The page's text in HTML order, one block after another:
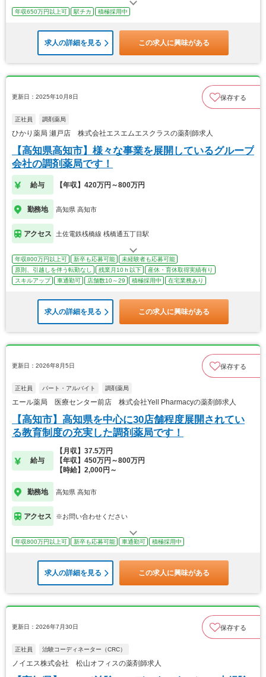
年収650万円以上可 駅チカ 積極採用中
求人の詳細を見る この求人に興味がある
更新日：2025年10月8日 保存する
正社員 調剤薬局
ひかり薬局 瀬戸店 株式会社エスエムエスクラスの薬剤師求人
【高知県高知市】様々な事業を展開しているグループ
会社の調剤薬局です！
給与 【年収】420万円～800万円
勤務地 高知県 高知市
アクセス 土佐電鉄桟橋線 桟橋通五丁目駅
年収800万円以上可 新卒も応募可能
未経験者も応募可能
原則、引越しを伴う転勤なし
残業月10ｈ以下
産休・育休取得実績有り
スキルアップ
車通勤可 店舗数10～29 積極採用中 在宅業務あり
求人の詳細を見る この求人に興味がある
更新日：2026年8月5日 保存する
正社員 パート・アルバイト 調剤薬局
エール薬局 医療センター前店 株式会社Yell Pharmacyの薬剤師求人
【高知市】高知県を中心に30店舗程度展開されてい
る教育制度の充実した調剤薬局です！
給与
【月収】37.5万円
【年収】450万円～800万円
【時給】2,000円～
勤務地 高知県 高知市
アクセス ※お問い合わせください
年収800万円以上可 新卒も応募可能 車通勤可 積極採用中
求人の詳細を見る この求人に興味がある
更新日：2026年7月30日 保存する
正社員 治験コーディネーター（CRC）
ノイエス株式会社 松山オフィスの薬剤師求人